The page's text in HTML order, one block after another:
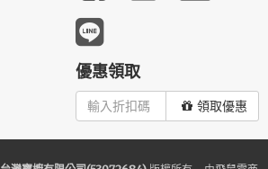
優惠領取
領取優惠